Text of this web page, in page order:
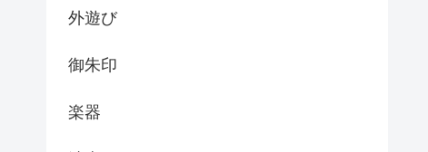
外遊び
御朱印
楽器